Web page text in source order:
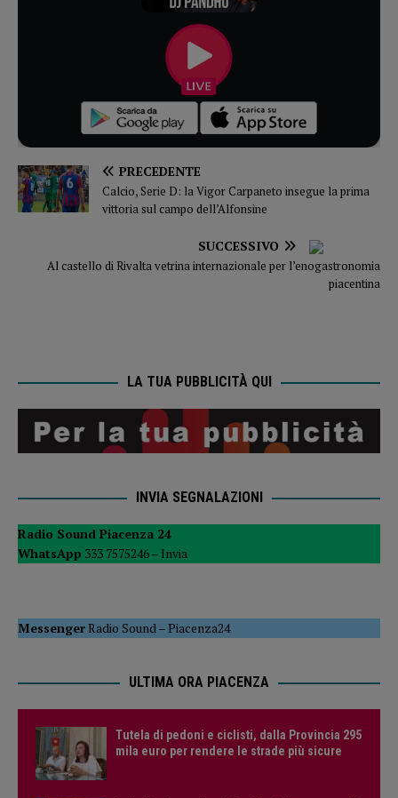
PRECEDENTE
Calcio, Serie D: la Vigor Carpaneto insegue la prima
vittoria sul campo dell’Alfonsine
SUCCESSIVO
Al castello di Rivalta vetrina internazionale per l’enogastronomia
piacentina
LA TUA PUBBLICITÀ QUI
INVIA SEGNALAZIONI
Radio Sound Piacenza 24
WhatsApp 333 7575246 – Invia
MessengerRadio Sound–Piacenza24
ULTIMA ORA PIACENZA
Tutela di pedoni e ciclisti, dalla Provincia 295
mila euro per rendere le strade più sicure